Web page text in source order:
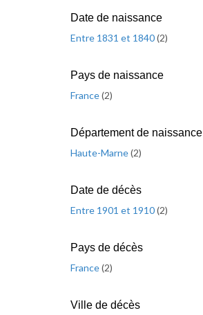
Date de naissance
Entre 1831 et 1840(2)
Pays de naissance
France(2)
Département de naissance
Haute-Marne(2)
Date de décès
Entre 1901 et 1910(2)
Pays de décès
France(2)
Ville de décès